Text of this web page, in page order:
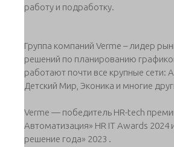
работу и подработку.
Группа компаний Verme – лидер
решений по планированию
работают почти все крупные сети:
Детский Мир, Эконика и многие
Verme — победитель HR-tech
Автоматизация» HR IT Awards 2024
решение года» 2023 .